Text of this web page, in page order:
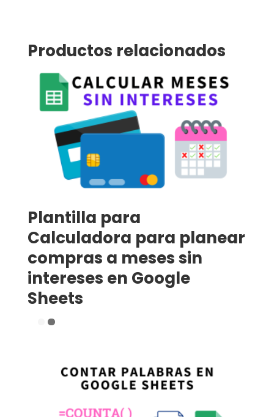
Productos relacionados
Plantilla para
Calculadora para planear
compras a meses sin
intereses en Google
Sheets